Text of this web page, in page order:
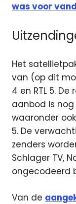
was voor
Het
van (op dit
4 en RTL 5.
aanbod is nog
waaronder ook
5. De
zenders
Schlager TV,
ongecodeerd
Van de